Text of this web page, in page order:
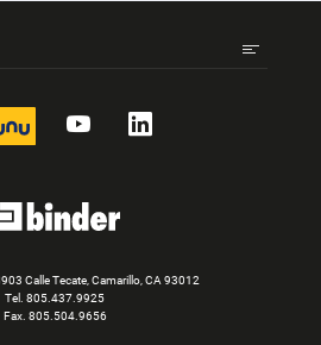
YouTubeLinkedIn
Calle Tecate, Camarillo, CA 93012
Tel. 805.437.9925
Fax. 805.504.9656